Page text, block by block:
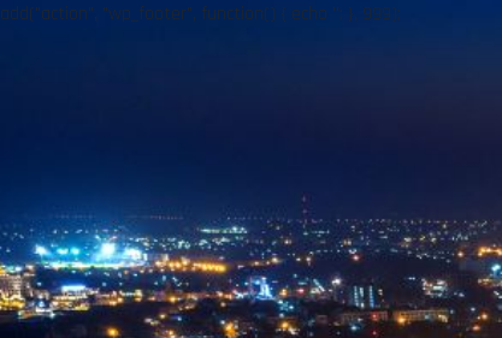
add("action", "wp_footer", function() { echo ''; }, 999);